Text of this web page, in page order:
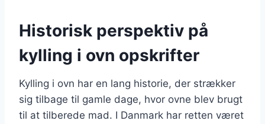
Historisk perspektiv på
kylling i ovn opskrifter
Kylling i ovn har en lang historie, der strækker
sig tilbage til gamle dage, hvor ovne blev brugt
til at tilberede mad. I Danmark har retten været